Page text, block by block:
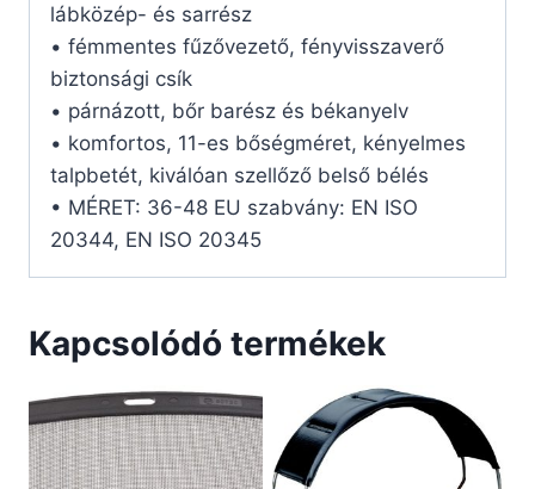
lábközép- és sarrész
• fémmentes fűzővezető, fényvisszaverő
biztonsági csík
• párnázott, bőr barész és békanyelv
• komfortos, 11-es bőségméret, kényelmes
talpbetét, kiválóan szellőző belső bélés
• MÉRET: 36-48 EU szabvány: EN ISO
20344, EN ISO 20345
Kapcsolódó termékek